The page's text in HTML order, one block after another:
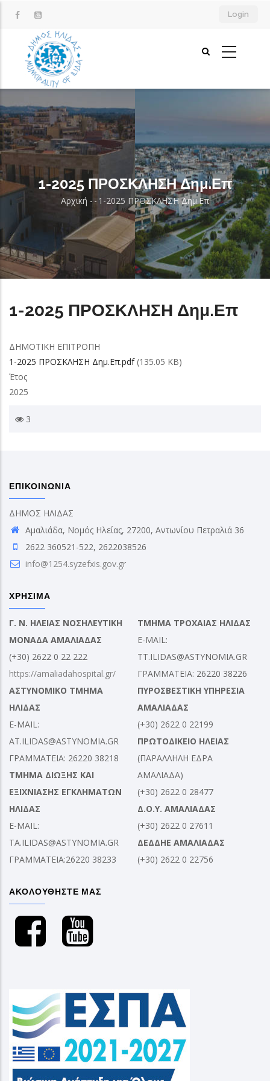
προς
περιεχόμενο
Login
1-2025 ΠΡΟΣΚΛΗΣΗ Δημ.Επ
Breadcrumb
Αρχική - - 1-2025 ΠΡΟΣΚΛΗΣΗ Δημ.Επ
1-2025 ΠΡΟΣΚΛΗΣΗ Δημ.Επ
ΔΗΜΟΤΙΚΗ ΕΠΙΤΡΟΠΗ
1-2025 ΠΡΟΣΚΛΗΣΗ Δημ.Επ.pdf (135.05 KB)
Έτος
2025
3
ΕΠΙΚΟΙΝΩΝΙΑ
ΔΗΜΟΣ ΗΛΙΔΑΣ
Αμαλιάδα, Νομός Ηλείας, 27200, Αντωνίου Πετραλιά 36
2622 360521-522, 2622038526
info@1254.syzefxis.gov.gr
ΧΡΗΣΙΜΑ
Γ. Ν. ΗΛΕΙΑΣ ΝΟΣΗΛΕΥΤΙΚΗ
ΜΟΝΑΔΑ ΑΜΑΛΙΑΔΑΣ
(+30) 2622 0 22 222
https://amaliadahospital.gr/
ΑΣΤΥΝΟΜΙΚΟ ΤΜΗΜΑ
ΗΛΙΔΑΣ
E-MAIL:
AT.ILIDAS@ASTYNOMIA.GR
ΓΡΑΜΜΑΤΕΙΑ: 26220 38218
ΤΜΗΜΑ ΔΙΩΞΗΣ ΚΑΙ
ΕΞΙΧΝΙΑΣΗΣ ΕΓΚΛΗΜΑΤΩΝ
ΗΛΙΔΑΣ
E-MAIL:
TA.ILIDAS@ASTYNOMIA.GR
ΓΡΑΜΜΑΤΕΙΑ:26220 38233
ΤΜΗΜΑ ΤΡΟΧΑΙΑΣ ΗΛΙΔΑΣ
E-MAIL:
TT.ILIDAS@ASTYNOMIA.GR
ΓΡΑΜΜΑΤΕΙΑ: 26220 38226
ΠΥΡΟΣΒΕΣΤΙΚΗ ΥΠΗΡΕΣΙΑ
ΑΜΑΛΙΑΔΑΣ
(+30) 2622 0 22199
ΠΡΩΤΟΔΙΚΕΙΟ ΗΛΕΙΑΣ
(ΠΑΡΑΛΛΗΛΗ ΕΔΡΑ
ΑΜΑΛΙΑΔΑ)
(+30) 2622 0 28477
Δ.Ο.Υ. ΑΜΑΛΙΑΔΑΣ
(+30) 2622 0 27611
ΔΕΔΔΗΕ ΑΜΑΛΙΑΔΑΣ
(+30) 2622 0 22756
ΑΚΟΛΟΥΘΗΣΤΕ ΜΑΣ